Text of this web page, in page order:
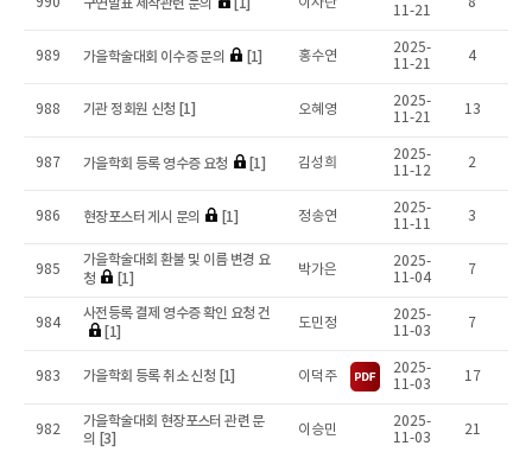
11-21
989 가을학술대회 이수증 문의 [1] 홍수연
2025-
11-21
4
988 기관 정회원 신청 [1] 오혜영
2025-
11-21
13
987 가을학회 등록 영수증 요청 [1] 김성희
2025-
11-12
2
986 현장포스터 게시 문의 [1] 정송연
2025-
11-11
3
985
가을학술대회 환불 및 이름 변경 요
청
[1] 박가은
2025-
11-04
7
984
사전등록 결제 영수증 확인 요청 건
[1]
도민정
2025-
11-03
7
983 가을학회 등록 취소 신청 [1] 이덕주
2025-
11-03
17
982
가을학술대회 현장포스터 관련 문
의 [3]
이승민
2025-
11-03
21